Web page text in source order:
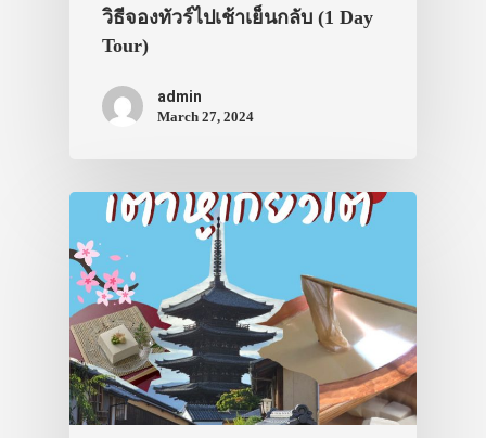
วิธีจองทัวร์ไปเช้าเย็นกลับ (1 Day
Tour)
admin
March 27, 2024